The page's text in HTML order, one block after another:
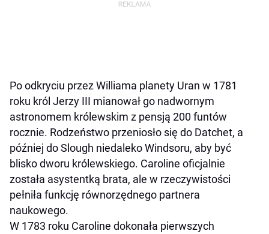
Po odkryciu przez Williama planety Uran w 1781
roku król Jerzy III mianował go nadwornym
astronomem królewskim z pensją 200 funtów
rocznie. Rodzeństwo przeniosło się do Datchet, a
później do Slough niedaleko Windsoru, aby być
blisko dworu królewskiego. Caroline oficjalnie
została asystentką brata, ale w rzeczywistości
pełniła funkcję równorzędnego partnera
naukowego.
W 1783 roku Caroline dokonała pierwszych